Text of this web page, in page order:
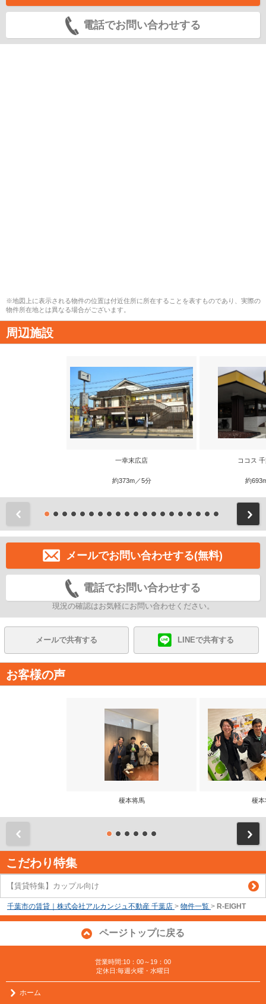
電話でお問い合わせする
※地図上に表示される物件の位置は付近住所に所在することを表すものであり、実際の
物件所在地とは異なる場合がございます。
周辺施設
一幸末広店
約373m／5分
ココス
約
メールでお問い合わせする(無料)
電話でお問い合わせする
現況の確認はお気軽にお問い合わせください。
メールで共有する LINEで共有する
お客様の声
榎本将馬 榎本
こだわり特集
【賃貸特集】カップル向け
千葉市の賃貸｜株式会社アルカンジュ不動産 千葉店 > 物件一覧 > R-EIGHT
ページトップに戻る
営業時間:10：00～19：00
定休日:毎週火曜・水曜日
ホーム